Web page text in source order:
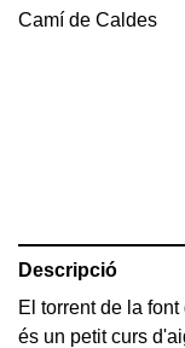
Camí de Caldes
Descripció
El torrent de la font
és un petit curs
seu primer tram,
que la part baixa